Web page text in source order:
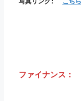
ファイナンス：